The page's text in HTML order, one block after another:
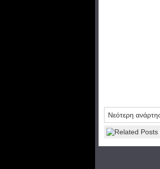
Νεότερη